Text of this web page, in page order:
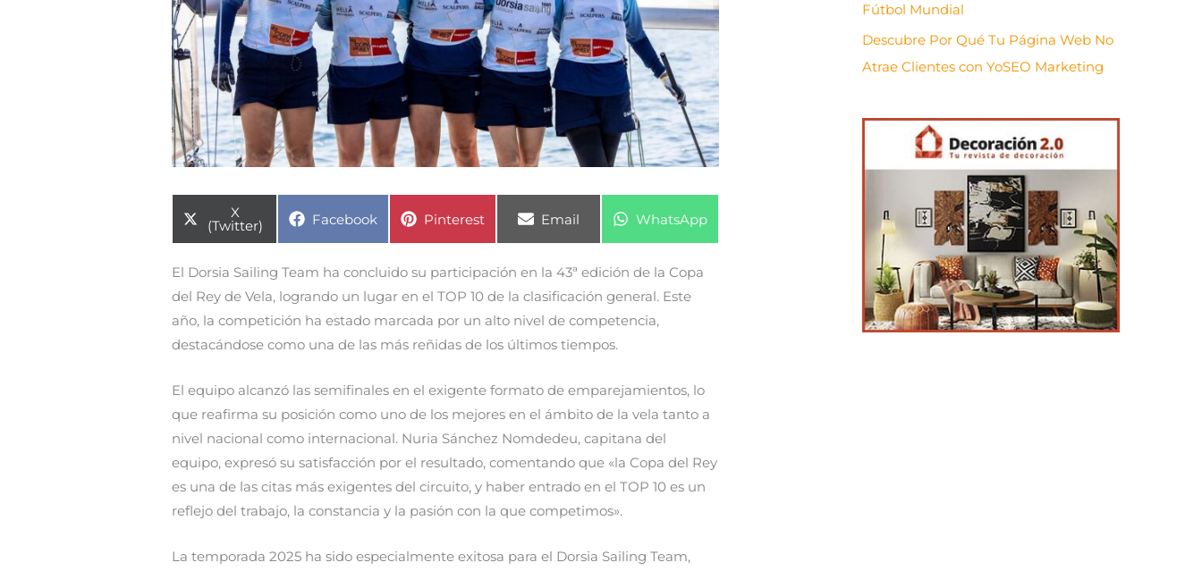
Compartir
en
X
(Twitter) Compartir
Facebook Compartir
Pinterest Compartir
Email Compartir
WhatsApp
El Dorsia Sailing Team ha concluido su participación en la 43ª edición de la Copa
del Rey de Vela, logrando un lugar en el TOP 10 de la clasificación general. Este
año, la competición ha estado marcada por un alto nivel de competencia,
destacándose como una de las más reñidas de los últimos tiempos.
El equipo alcanzó las semifinales en el exigente formato de emparejamientos, lo
que reafirma su posición como uno de los mejores en el ámbito de la vela tanto a
nivel nacional como internacional. Nuria Sánchez Nomdedeu, capitana del
equipo, expresó su satisfacción por el resultado, comentando que «la Copa del Rey
es una de las citas más exigentes del circuito, y haber entrado en el TOP 10 es un
reflejo del trabajo, la constancia y la pasión con la que competimos».
La temporada 2025 ha sido especialmente exitosa para el Dorsia Sailing Team,
Fútbol Mundial
Descubre Por Qué Tu Página Web No
Atrae Clientes con YoSEO Marketing